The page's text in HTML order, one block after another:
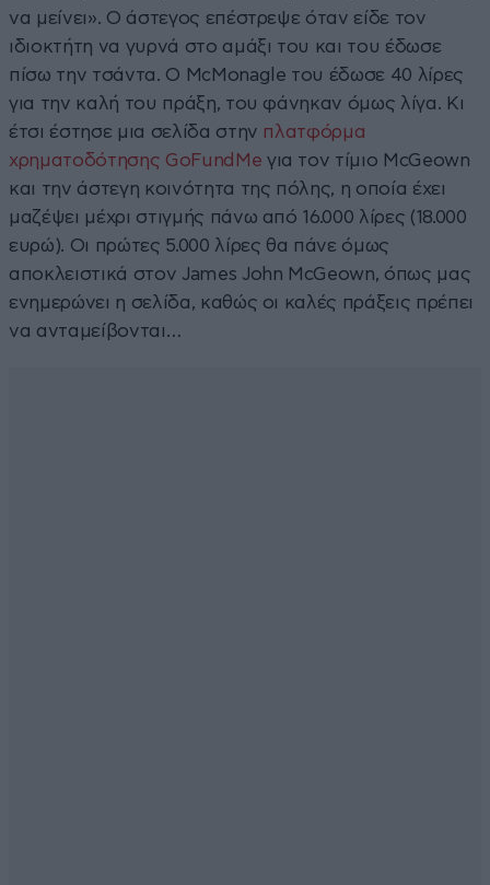
να μείνει». Ο άστεγος επέστρεψε όταν είδε τον
ιδιοκτήτη να γυρνά στο αμάξι του και του έδωσε
πίσω την τσάντα. Ο McMonagle του έδωσε 40 λίρες
για την καλή του πράξη, του φάνηκαν όμως λίγα. Κι
έτσι έστησε μια σελίδα στην πλατφόρμα
χρηματοδότησης GoFundMe για τον τίμιο McGeown
και την άστεγη κοινότητα της πόλης, η οποία έχει
μαζέψει μέχρι στιγμής πάνω από 16.000 λίρες (18.000
ευρώ). Οι πρώτες 5.000 λίρες θα πάνε όμως
αποκλειστικά στον James John McGeown, όπως μας
ενημερώνει η σελίδα, καθώς οι καλές πράξεις πρέπει
να ανταμείβονται…